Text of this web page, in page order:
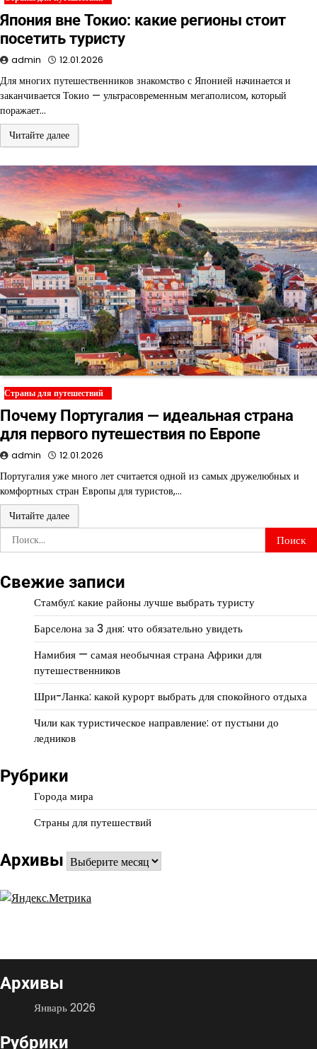
Япония вне Токио: какие регионы стоит
посетить туристу
admin 12.01.2026
Для многих путешественников знакомство с Японией начинается и
заканчивается Токио — ультрасовременным мегаполисом, который
поражает…
Читайте далее
Страны для путешествий
Почему Португалия — идеальная страна
для первого путешествия по Европе
admin 12.01.2026
Португалия уже много лет считается одной из самых дружелюбных и
комфортных стран Европы для туристов,…
Читайте далее
Найти:
Свежие записи
Стамбул: какие районы лучше выбрать туристу
Барселона за 3 дня: что обязательно увидеть
Намибия — самая необычная страна Африки для
путешественников
Шри-Ланка: какой курорт выбрать для спокойного отдыха
Чили как туристическое направление: от пустыни до
ледников
Рубрики
Города мира
Страны для путешествий
Архивы Архивы
Архивы
Январь 2026
Рубрики